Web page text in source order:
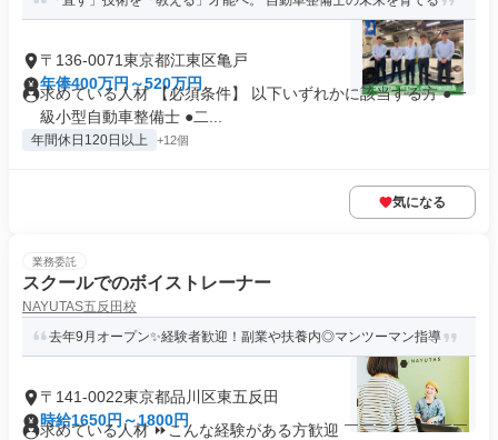
〒136-0071東京都江東区亀戸
年俸400万円～520万円
求めている人材 【必須条件】 以下いずれかに該当する方 ●一
級小型自動車整備士 ●二...
年間休日120日以上 +12個
気になる
業務委託
スクールでのボイストレーナー
NAYUTAS五反田校
去年9月オープン✨経験者歓迎！副業や扶養内◎マンツーマン指導
〒141-0022東京都品川区東五反田
時給1650円～1800円
求めている人材 ⏩こんな経験がある方歓迎 ￣￣￣￣￣￣￣￣